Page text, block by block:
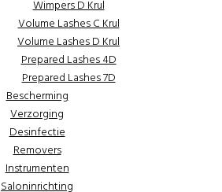
Wimpers D Krul
Volume Lashes C Krul
Volume Lashes D Krul
Prepared Lashes 4D
Prepared Lashes 7D
Bescherming
Verzorging
Desinfectie
Removers
Instrumenten
Saloninrichting